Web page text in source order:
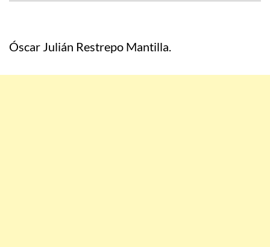
Óscar Julián Restrepo Mantilla.